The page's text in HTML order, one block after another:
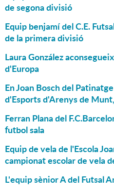
de segona divisió
Equip benjamí del C.E.
de la primera divisió
Laura González
d'Europa
En Joan Bosch del
d'Esports d'Arenys de
Ferran Plana del
futbol sala
Equip de vela de l'Escola
campionat escolar de vela
L'equip sènior A del Futsal